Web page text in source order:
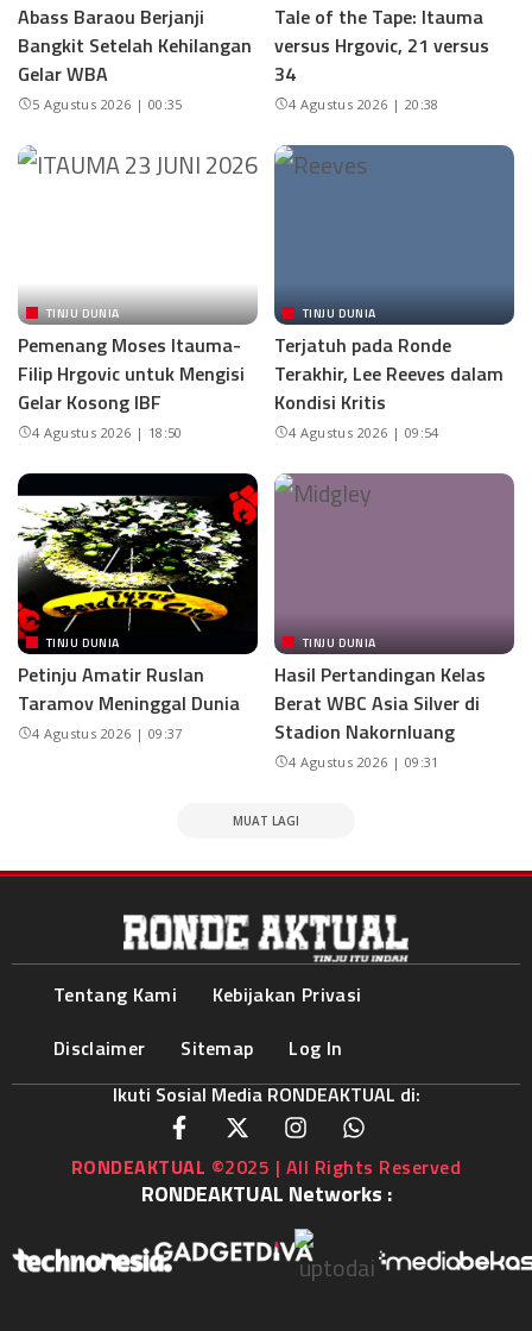
Abass Baraou Berjanji
Bangkit Setelah Kehilangan
Gelar WBA
5 Agustus 2026 | 00:35
Tale of the Tape: Itauma
versus Hrgovic, 21 versus
34
4 Agustus 2026 | 20:38
TINJU DUNIA
Pemenang Moses Itauma-
Filip Hrgovic untuk Mengisi
Gelar Kosong IBF
4 Agustus 2026 | 18:50
TINJU DUNIA
Terjatuh pada Ronde
Terakhir, Lee Reeves dalam
Kondisi Kritis
4 Agustus 2026 | 09:54
TINJU DUNIA
Petinju Amatir Ruslan
Taramov Meninggal Dunia
4 Agustus 2026 | 09:37
TINJU DUNIA
Hasil Pertandingan Kelas
Berat WBC Asia Silver di
Stadion Nakornluang
4 Agustus 2026 | 09:31
MUAT LAGI
Tentang Kami
Kebijakan Privasi
Disclaimer
Sitemap
Log In
Ikuti Sosial Media RONDEAKTUAL di:
RONDEAKTUAL ©2025 | All Rights Reserved
RONDEAKTUAL Networks :